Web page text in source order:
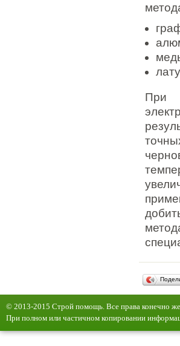
При
© 2013-2015 Строй помощь. Все права конечно
При полном или частичном копировании